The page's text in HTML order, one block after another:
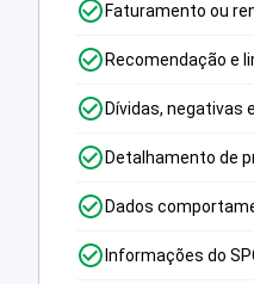
Faturamento ou
Recomendação e
Dívidas, negativas
Detalhamento de
Dados
Informações do